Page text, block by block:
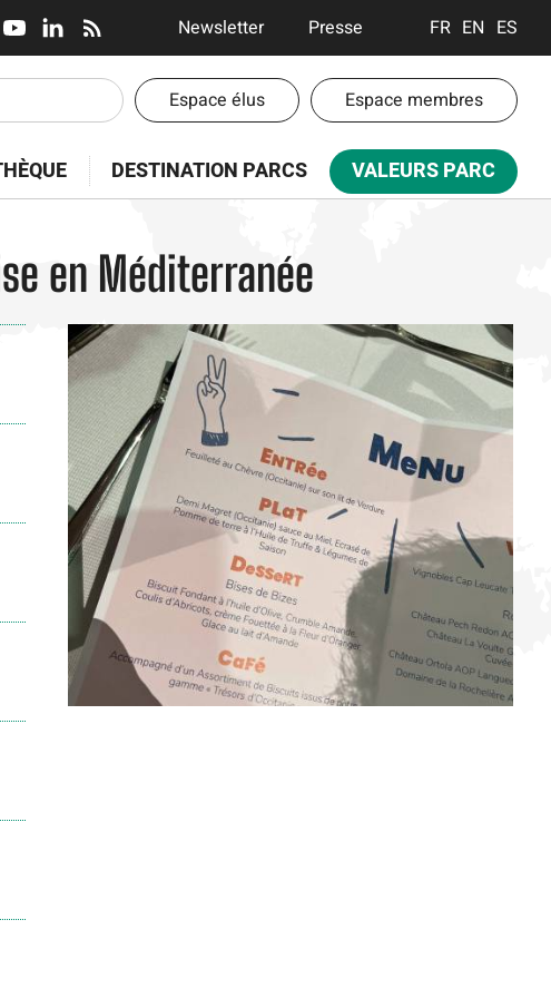
En-
tête
Communication
Newsletter Presse FRANÇAIS
ENGLISH
En-
tête
-
Espaces
Espace élus Espace membres
DESTINATION PARCS VALEURS PARC
en Méditerranée